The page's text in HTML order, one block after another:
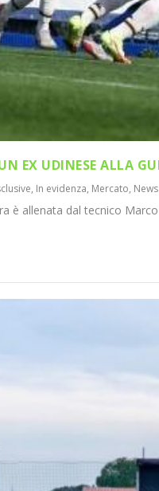
EX UDINESE ALLA
, In evidenza, Mercato, News
è allenata dal tecnico